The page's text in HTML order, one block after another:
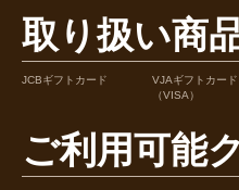
取り扱い商
JCBギフトカード
VJAギフトカード
（VISA）
ご利用可能